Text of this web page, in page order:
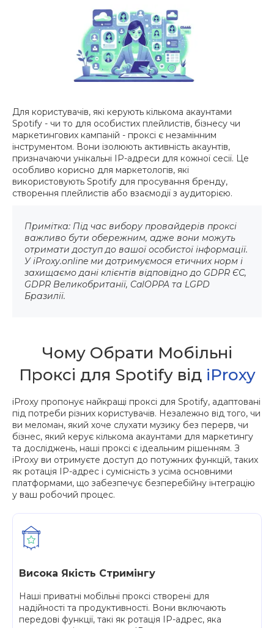
Для користувачів, які керують кількома акаунтами
Spotify - чи то для особистих плейлистів, бізнесу чи
маркетингових кампаній - проксі є незамінним
інструментом. Вони ізолюють активність акаунтів,
призначаючи унікальні IP-адреси для кожної сесії. Це
особливо корисно для маркетологів, які
використовують Spotify для просування бренду,
створення плейлистів або взаємодії з аудиторією.
Примітка: Під час вибору провайдерів проксі
важливо бути обережним, адже вони можуть
отримати доступ до вашої особистої інформації.
У iProxy.online ми дотримуємося етичних норм і
захищаємо дані клієнтів відповідно до GDPR ЄС,
GDPR Великобританії, CalOPPA та LGPD
Бразилії.
Чому Обрати Мобільні
Проксі для Spotify від iProxy
iProxy пропонує найкращі проксі для Spotify, адаптовані
під потреби різних користувачів. Незалежно від того, чи
ви меломан, який хоче слухати музику без перерв, чи
бізнес, який керує кількома акаунтами для маркетингу
та досліджень, наші проксі є ідеальним рішенням. З
iProxy ви отримуєте доступ до потужних функцій, таких
як ротація IP-адрес і сумісність з усіма основними
платформами, що забезпечує безперебійну інтеграцію
у ваш робочий процес.
Висока Якість Стримінгу
Наші приватні мобільні проксі створені для
надійності та продуктивності. Вони включають
передові функції, такі як ротація IP-адрес, яка